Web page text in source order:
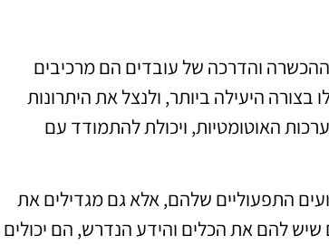
ההכשרה והדרכה של עובדים הם מרכיבים
בצורה היעילה ביותר, ולנצל את היתרונות
האוטומטיות, ויכולת להתמודד עם
התפעוליים שלהם, אלא גם מגדילים את
להם את הכלים והידע הנדרש, הם יכולים